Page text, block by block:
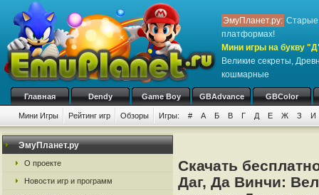
ЭмуПланет.ру: Старые
платформах!
Мини игры на букву
Великие секреты,
кошмарные
Главная Dendy Game Boy GBAdvance GBColor
Мини Игры Рейтинг игр Обзоры Игры: # А Б В Г Д Е Ж З И
ЭмуПланет.ру
О проекте
Новости игр и программ
Скачать
Даг, Да Винчи: